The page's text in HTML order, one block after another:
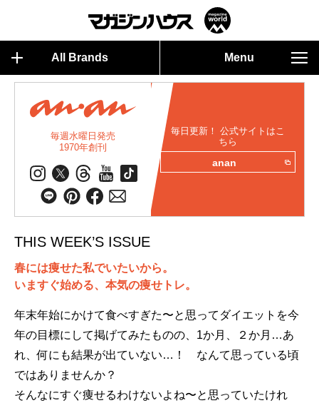
All Brands Menu
毎週水曜日発売
1970年創刊
毎日更新！ 公式サイトはこ
ちら
anan
THIS WEEK’S ISSUE
春には痩せた私でいたいから。
いますぐ始める、本気の痩せトレ。
年末年始にかけて食べすぎた〜と思ってダイエットを今
年の目標にして掲げてみたものの、1か月、２か月…あ
れ、何にも結果が出ていない…！ なんて思っている頃
ではありませんか？
そんなにすぐ痩せるわけないよね〜と思っていたけれ